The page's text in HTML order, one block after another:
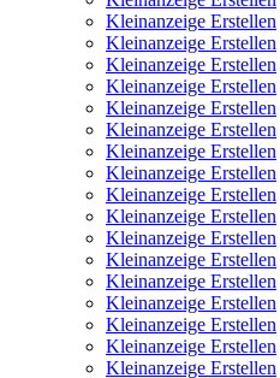
Kleinanzeige Erstellen
Kleinanzeige Erstellen
Kleinanzeige Erstellen
Kleinanzeige Erstellen
Kleinanzeige Erstellen
Kleinanzeige Erstellen
Kleinanzeige Erstellen
Kleinanzeige Erstellen
Kleinanzeige Erstellen
Kleinanzeige Erstellen
Kleinanzeige Erstellen
Kleinanzeige Erstellen
Kleinanzeige Erstellen
Kleinanzeige Erstellen
Kleinanzeige Erstellen
Kleinanzeige Erstellen
Kleinanzeige Erstellen